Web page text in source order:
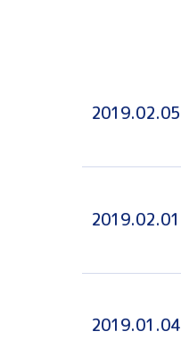
2019.02.05
2019.02.01
2019.01.04